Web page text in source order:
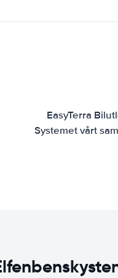
EasyTerra
Systemet vårt